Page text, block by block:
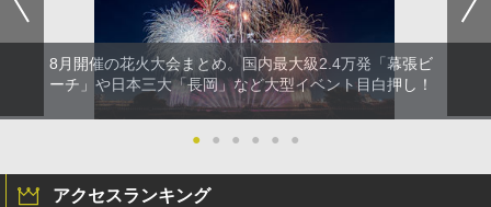
8月開催の花火大会まとめ。国内最大級2.4万発「幕張ビ
ーチ」や日本三大「長岡」など大型イベント目白押し！
● ● ● ● ● ●
アクセスランキング